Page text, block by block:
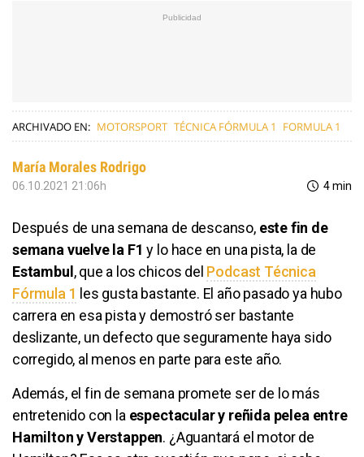
ARCHIVADO EN: MOTORSPORT TÉCNICA FÓRMULA 1 FORMULA 1
María Morales Rodrigo
06.10.2021 21:06h 4 min
Después de una semana de descanso, este fin de
semana vuelve la F1 y lo hace en una pista, la de
Estambul, que a los chicos del Podcast Técnica
Fórmula 1 les gusta bastante. El año pasado ya hubo
carrera en esa pista y demostró ser bastante
deslizante, un defecto que seguramente haya sido
corregido, al menos en parte para este año.
Además, el fin de semana promete ser de lo más
entretenido con la espectacular y reñida pelea entre
Hamilton y Verstappen. ¿Aguantará el motor de